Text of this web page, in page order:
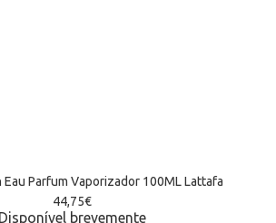
Parfum Vaporizador 100ML Lattafa
44,75€
Disponível brevemente